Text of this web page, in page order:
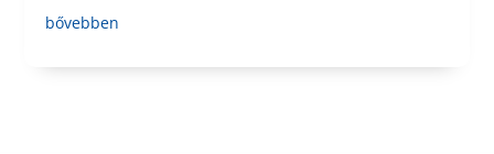
bővebben